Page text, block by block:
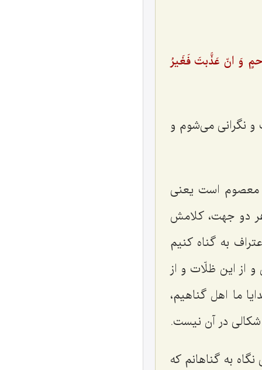
وَ انّ عَذَّبتَ فَغَیرُ
نگرانی می‌شوم و
معصوم است یعنی
هر دو جهت، کلامش
به گناه کنیم
از این ظلّات و از
ما اهل گناهیم،
در آن نیست.
به گناهانم که